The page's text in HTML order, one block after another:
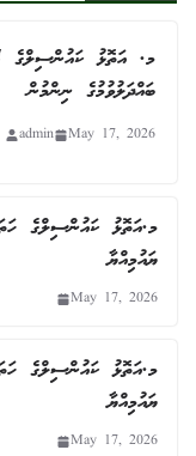
ބައްދަލުވުމުގެ ނިންމުން
May 17, 2026
admin
ޔައުމިއްޔާ
May 17, 2026
ޔައުމިއްޔާ
May 17, 2026